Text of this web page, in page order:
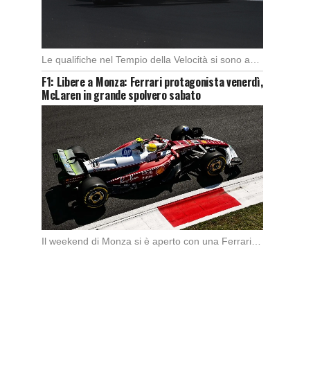
F1: Libere a Monza: Ferrari protagonista venerdì,
McLaren in grande spolvero sabato